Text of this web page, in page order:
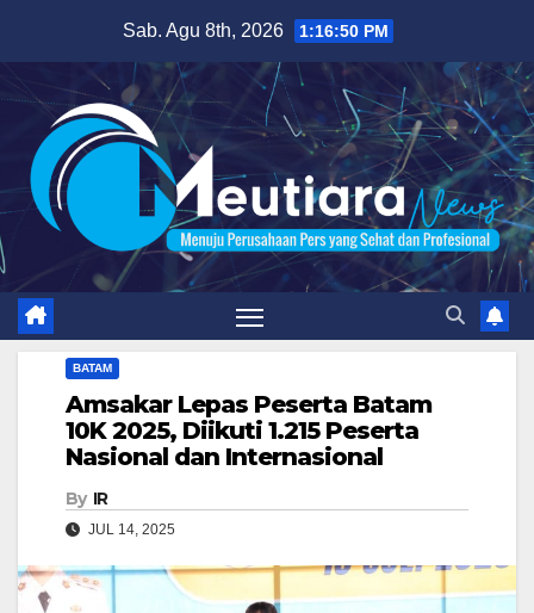
content
Sab. Agu 8th, 2026 1:16:51 PM
BATAM
Amsakar Lepas Peserta Batam
10K 2025, Diikuti 1.215 Peserta
Nasional dan Internasional
By IR
JUL 14, 2025